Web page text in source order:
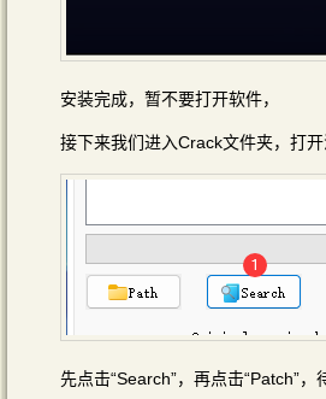
安装完成，暂不要打开软件，
接下来我们进入Crack文件夹，打开
先点击“Search”，再点击“Patch”，